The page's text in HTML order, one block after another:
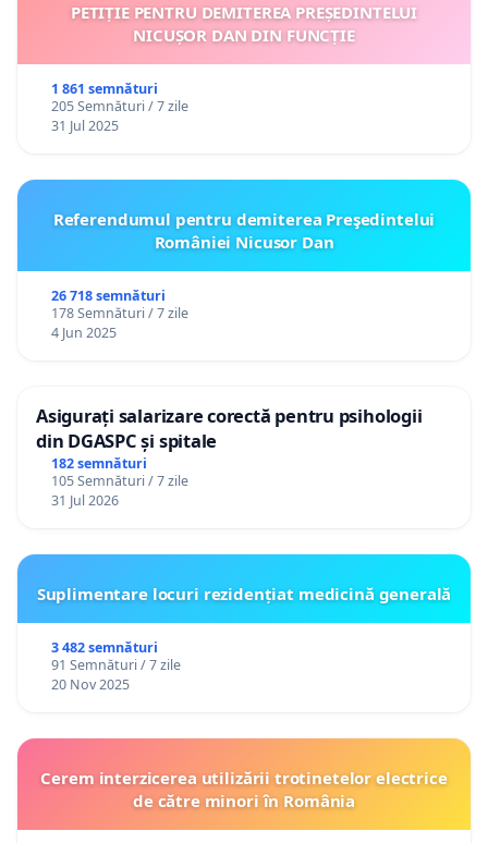
PETIȚIE PENTRU DEMITEREA PREȘEDINTELUI
NICUȘOR DAN DIN FUNCȚIE
1 861 semnături
205 Semnături / 7 zile
31 Jul 2025
Referendumul pentru demiterea Preşedintelui
României Nicusor Dan
26 718 semnături
178 Semnături / 7 zile
4 Jun 2025
Asigurați salarizare corectă pentru psihologii
din DGASPC și spitale
182 semnături
105 Semnături / 7 zile
31 Jul 2026
Suplimentare locuri rezidențiat medicină generală
3 482 semnături
91 Semnături / 7 zile
20 Nov 2025
Cerem interzicerea utilizării trotinetelor electrice
de către minori în România